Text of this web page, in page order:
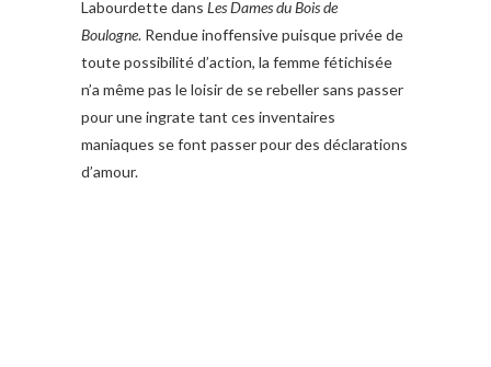
Labourdette dans Les Dames du Bois de
Boulogne. Rendue inoffensive puisque privée de
toute possibilité d’action, la femme fétichisée
n’a même pas le loisir de se rebeller sans passer
pour une ingrate tant ces inventaires
maniaques se font passer pour des déclarations
d’amour.